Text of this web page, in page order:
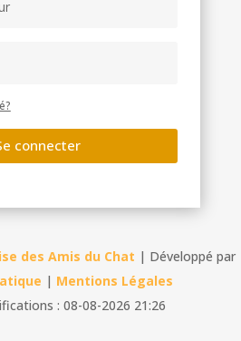
connecter
des Amis du Chat | Développé par
| Mentions Légales
: 08-08-2026 21:26